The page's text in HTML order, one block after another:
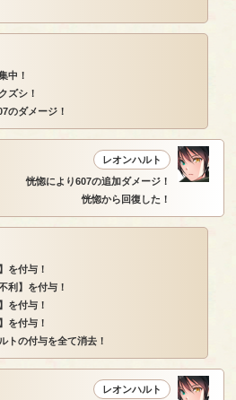
中！
ズシ！
のダメージ！
レオンハルト
恍惚により607の追加ダメージ！
恍惚から回復した！
を付与！
利】を付与！
を付与！
を付与！
の付与を全て消去！
レオンハルト